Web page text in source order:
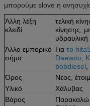
μπορούμε slove η
Άλλη λέξη
κλειδί
τελική
κίνησης,
υδραυλική
Άλλο εμπορικό
σήμα
Για το
Daewoo
bobdiesel
Όρος
Νέος,
Υλικό
Χάλυβας
Βάρος
Παρακαλώ